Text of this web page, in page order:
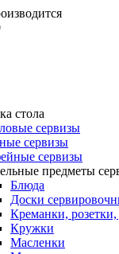
стола
сервизы
сервизы
сервизы
предметы
Блюда
Доски
Креманки,
Кружки
Масленки